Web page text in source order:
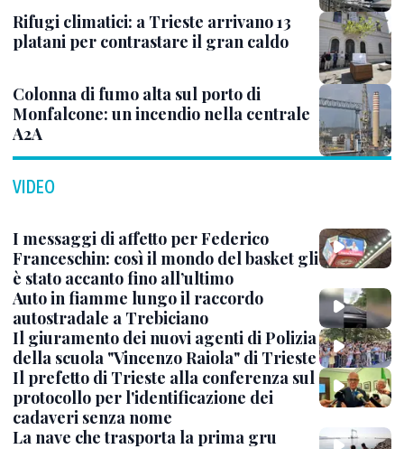
Rifugi climatici: a Trieste arrivano 13
platani per contrastare il gran caldo
Colonna di fumo alta sul porto di
Monfalcone: un incendio nella centrale
A2A
VIDEO
I messaggi di affetto per Federico
Franceschin: così il mondo del basket gli
è stato accanto fino all’ultimo
Auto in fiamme lungo il raccordo
autostradale a Trebiciano
Il giuramento dei nuovi agenti di Polizia
della scuola "Vincenzo Raiola" di Trieste
Il prefetto di Trieste alla conferenza sul
protocollo per l'identificazione dei
cadaveri senza nome
La nave che trasporta la prima gru